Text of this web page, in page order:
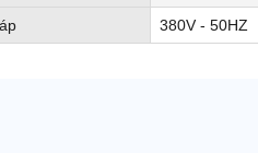
380V - 50HZ